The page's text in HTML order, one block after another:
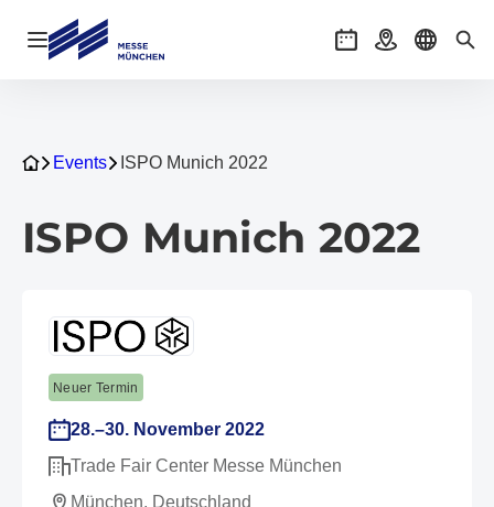
Navigation öffnen Veranstaltungen
AnreiseSprache
Events ISPO Munich 2022
ISPO Munich 2022
Neuer Termin
28.–30. November 2022
Trade Fair Center Messe München
München, Deutschland